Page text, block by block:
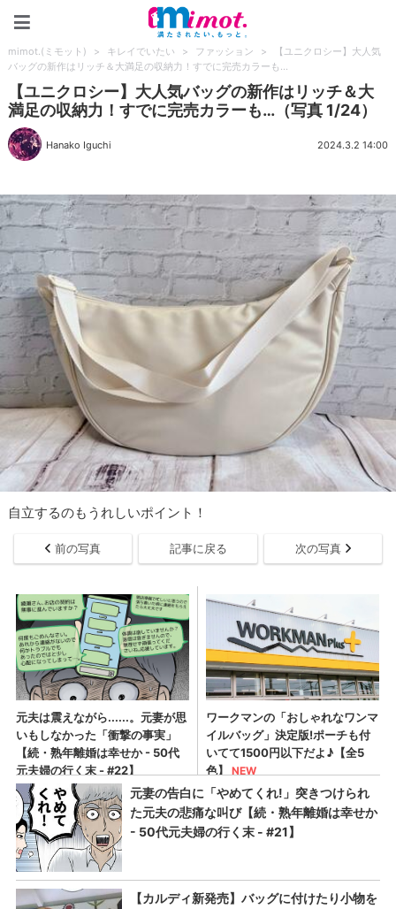
mimot.(ミモット) > キレイでいたい > ファッション >
【ユニクロシー】大人気
バッグの新作はリッチ＆大満足の収納力！すでに完売カラーも…
【ユニクロシー】大人気バッグの新作はリッチ＆大
満足の収納力！すでに完売カラーも…（写真 1/24）
Hanako Iguchi 2024.3.2 14:00
自立するのもうれしいポイント！
前の写真 記事に戻る 次の写真